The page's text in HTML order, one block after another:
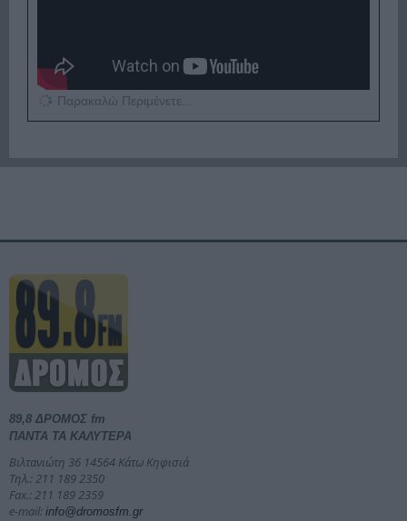
Παρακαλώ Περιμένετε...
89,8 ΔΡΟΜΟΣ fm
ΠΑΝΤΑ ΤΑ ΚΑΛΥΤΕΡΑ
Βιλτανιώτη 36 14564 Κάτω Κηφισιά
Τηλ.: 211 189 2350
Fax.: 211 189 2359
e-mail: info@dromosfm.gr